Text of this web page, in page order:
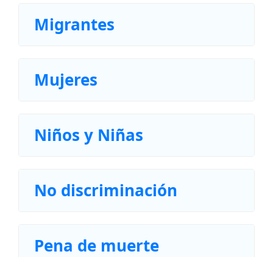
Migrantes
Mujeres
Niños y Niñas
No discriminación
Pena de muerte